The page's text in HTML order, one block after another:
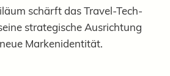
schärft das Travel-Tech-
strategische Ausrichtung
Markenidentität.